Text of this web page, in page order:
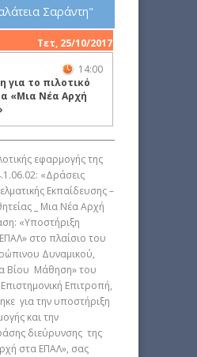
Σαράντη"
Τετ, 25/10/2017
14:00
για το πιλοτικό
«Μια Νέα Αρχή
εφαρμογής της
«Δράσεις
Εκπαίδευσης –
_ Μια Νέα Αρχή
«Υποστήριξη
στο πλαίσιο του
Δυναμικού,
Βίου Μάθηση» του
Επιτροπή,
για την υποστήριξη
και την
διεύρυνσης της
στα ΕΠΑΛ», σας